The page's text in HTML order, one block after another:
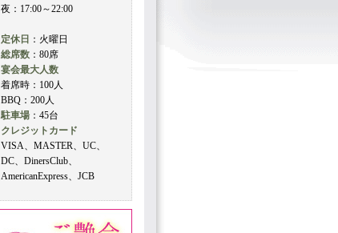
夜：17:00～22:00
定休日 ：火曜日
総席数 ：80席
宴会最大人数
着席時：100人
BBQ：200人
駐車場 ：45台
クレジットカード
VISA、MASTER、UC、
DC、DinersClub、
AmericanExpress、JCB